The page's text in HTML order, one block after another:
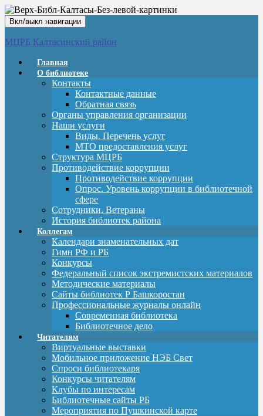
Вкл/выкл навигации
МЦРБ Калтасинский район
Главная
О библиотеке
Контакты
Контактные данные
Обратная связь
Органы управления организации
Наши услуги
Виды. Перечень услуг
МТО предоставления услуг
Структура МЦРБ
Противодействие коррупции
Противодействие коррупции
Опрос. Уровень коррупции в библиотечной
сфере
Сотрудники. Ветераны
История библиотек района
Коллегам
Календари знаменательных дат
Гимн РФ и РБ
Конкурсы
Федеральный список экстремистских материалов
Методические материалы
Сайты библиотек Р Башкоростан
Профессиональные журналы онлайн
Современная библиотека
Библиотечное дело
Читателям
Виртуальные выставки
Мобильное приложение НЭБ Свет
Спроси библиотекаря
Конкурсы читателям
Клубы по интересам
Библиотечные сайты РБ
Мероприятия по Пушкинской карте